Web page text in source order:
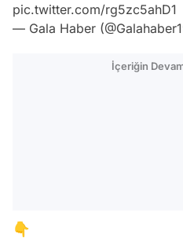
pic.twitter.com/rg5zc5ahD1
— Gala Haber
İçeriğin
👇